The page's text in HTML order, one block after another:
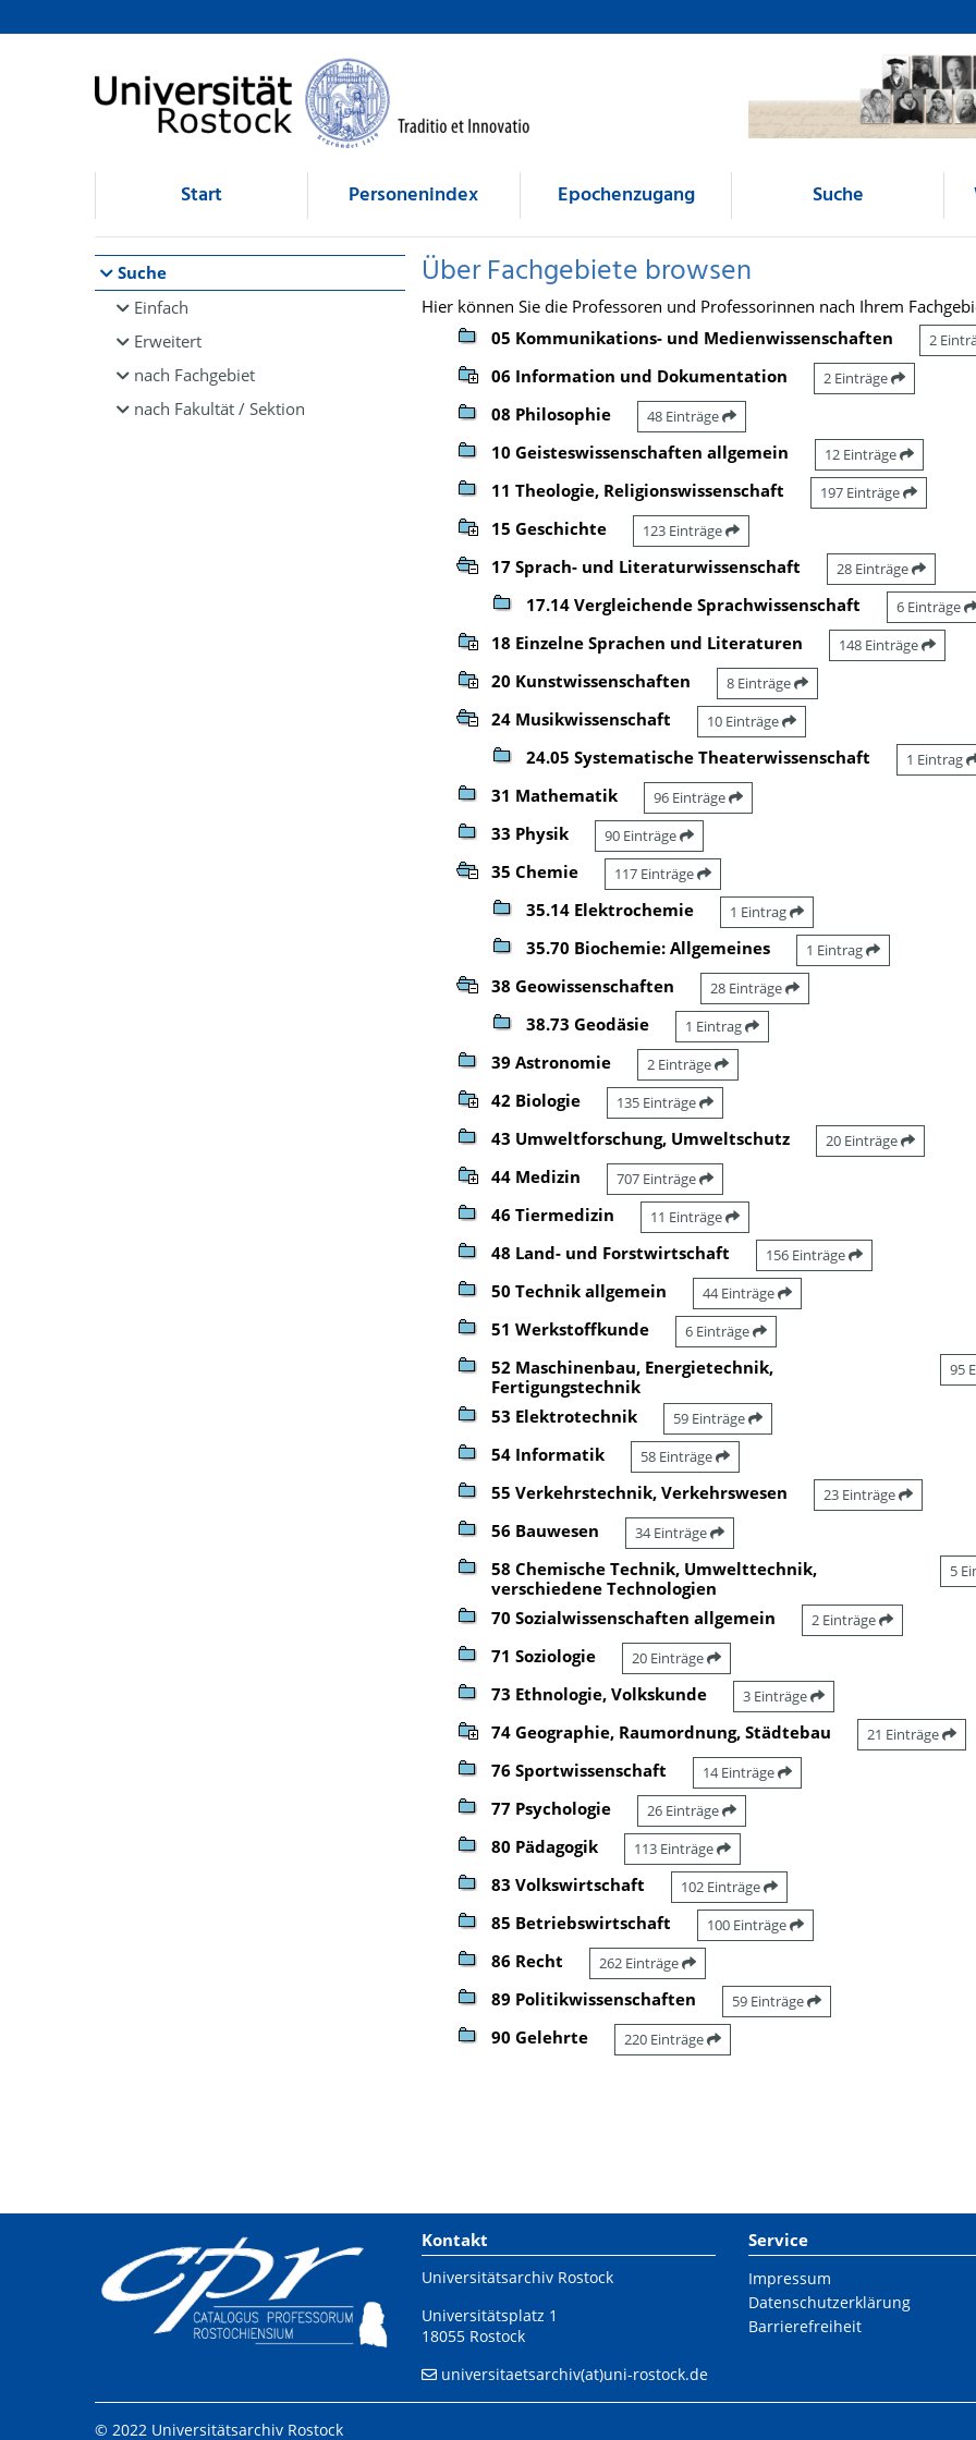
Browsen
direkt zum Inhalt
Start Personenindex Epochenzugang Suche
Suche
Einfach
Erweitert
nach Fachgebiet
nach Fakultät / Sektion
Über Fachgebiete browsen
Hier können Sie die Professoren und Professorinnen nach Ihrem
05 Kommunikations- und Medienwissenschaften
2
06 Information und Dokumentation 2 Einträge
08 Philosophie 48 Einträge
10 Geisteswissenschaften allgemein 12 Einträge
11 Theologie, Religionswissenschaft 197 Einträge
15 Geschichte 123 Einträge
17 Sprach- und Literaturwissenschaft 28 Einträge
17.14 Vergleichende Sprachwissenschaft 6 Einträge
18 Einzelne Sprachen und Literaturen 148 Einträge
20 Kunstwissenschaften 8 Einträge
24 Musikwissenschaft 10 Einträge
24.05 Systematische Theaterwissenschaft 1 Eintrag
31 Mathematik 96 Einträge
33 Physik 90 Einträge
35 Chemie 117 Einträge
35.14 Elektrochemie 1 Eintrag
35.70 Biochemie: Allgemeines 1 Eintrag
38 Geowissenschaften 28 Einträge
38.73 Geodäsie 1 Eintrag
39 Astronomie 2 Einträge
42 Biologie 135 Einträge
43 Umweltforschung, Umweltschutz 20 Einträge
44 Medizin 707 Einträge
46 Tiermedizin 11 Einträge
48 Land- und Forstwirtschaft 156 Einträge
50 Technik allgemein 44 Einträge
51 Werkstoffkunde 6 Einträge
52 Maschinenbau, Energietechnik,
Fertigungstechnik
95
53 Elektrotechnik 59 Einträge
54 Informatik 58 Einträge
55 Verkehrstechnik, Verkehrswesen 23 Einträge
56 Bauwesen 34 Einträge
58 Chemische Technik, Umwelttechnik,
verschiedene Technologien
5
70 Sozialwissenschaften allgemein 2 Einträge
71 Soziologie 20 Einträge
73 Ethnologie, Volkskunde 3 Einträge
74 Geographie, Raumordnung, Städtebau 21 Einträge
76 Sportwissenschaft 14 Einträge
77 Psychologie 26 Einträge
80 Pädagogik 113 Einträge
83 Volkswirtschaft 102 Einträge
85 Betriebswirtschaft 100 Einträge
86 Recht 262 Einträge
89 Politikwissenschaften 59 Einträge
90 Gelehrte 220 Einträge
Kontakt
Universitätsarchiv Rostock
Universitätsplatz 1
18055 Rostock
universitaetsarchiv(at)uni-rostock.de
Service
Impressum
Datenschutzerklärung
Barrierefreiheit
© 2022 Universitätsarchiv Rostock